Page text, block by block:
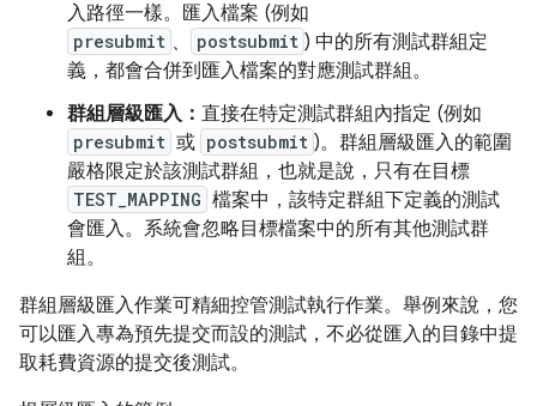
入路徑一樣。匯入檔案 (例如
presubmit 、 postsubmit ) 中的所有測試群組定
義，都會合併到匯入檔案的對應測試群組。
群組層級匯入： 直接在特定測試群組內指定 (例如
presubmit 或 postsubmit )。群組層級匯入的範圍
嚴格限定於該測試群組，也就是說，只有在目標
TEST_MAPPING 檔案中，該特定群組下定義的測試
會匯入。系統會忽略目標檔案中的所有其他測試群
組。
群組層級匯入作業可精細控管測試執行作業。舉例來說，您
可以匯入專為預先提交而設的測試，不必從匯入的目錄中提
取耗費資源的提交後測試。